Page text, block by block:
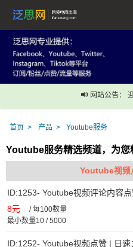
网站公告： 迎使
首页 产品 Youtube服务
Youtube服务精选频道，为
Youtube视频
ID:1253- Youtube视频评论内容
8元 /每100数量
最小数量10 / 5000
ID:1252- Youtube视频点赞 | 日速